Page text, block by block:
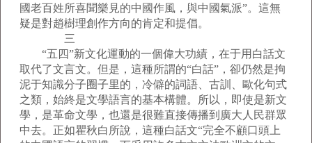
國老百姓所喜聞樂見的中國作風，與中國氣派”。這無
疑是對趙樹理創作方向的肯定和提倡。
三
“五四”新文化運動的一個偉大功績，在于用白話文
取代了文言文。但是，這種所謂的“白話”，卻仍然是拘
泥于知識分子圈子里的，冷僻的詞語、古訓、歐化句式
之類，始終是文學語言的基本構體。所以，即使是新文
學，是革命文學，也還是很難直接傳播到廣大人民群眾
中去。正如瞿秋白所說，這種白話文“完全不顧口頭上